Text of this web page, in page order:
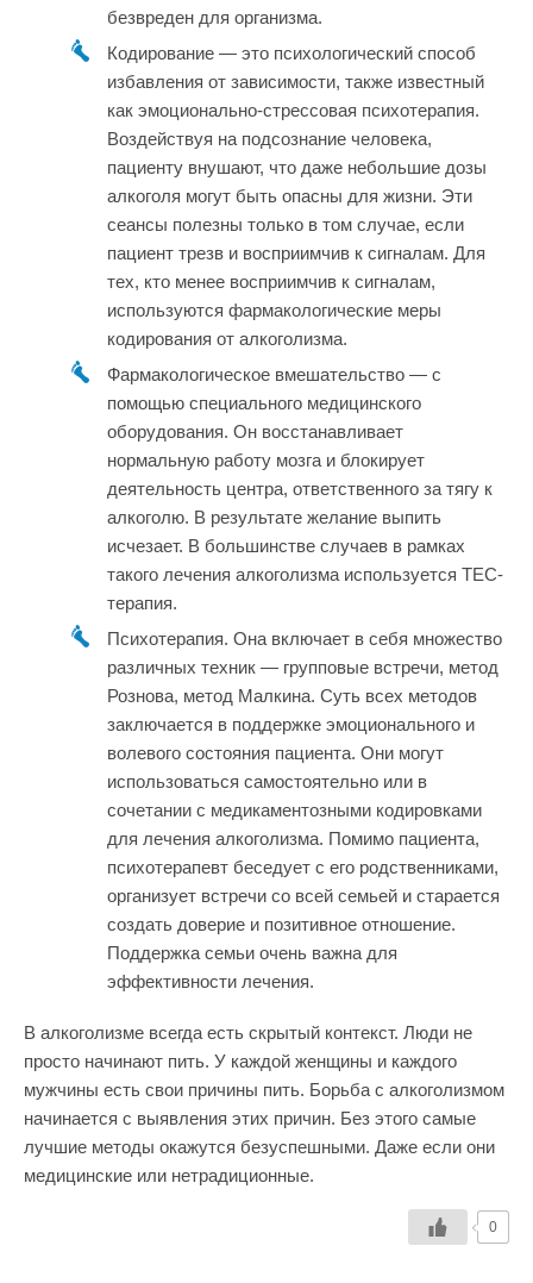
безвреден для организма.
Кодирование — это психологический способ
избавления от зависимости, также известный
как эмоционально-стрессовая психотерапия.
Воздействуя на подсознание человека,
пациенту внушают, что даже небольшие дозы
алкоголя могут быть опасны для жизни. Эти
сеансы полезны только в том случае, если
пациент трезв и восприимчив к сигналам. Для
тех, кто менее восприимчив к сигналам,
используются фармакологические меры
кодирования от алкоголизма.
Фармакологическое вмешательство — с
помощью специального медицинского
оборудования. Он восстанавливает
нормальную работу мозга и блокирует
деятельность центра, ответственного за тягу к
алкоголю. В результате желание выпить
исчезает. В большинстве случаев в рамках
такого лечения алкоголизма используется ТЕС-
терапия.
Психотерапия. Она включает в себя множество
различных техник — групповые встречи, метод
Рознова, метод Малкина. Суть всех методов
заключается в поддержке эмоционального и
волевого состояния пациента. Они могут
использоваться самостоятельно или в
сочетании с медикаментозными кодировками
для лечения алкоголизма. Помимо пациента,
психотерапевт беседует с его родственниками,
организует встречи со всей семьей и старается
создать доверие и позитивное отношение.
Поддержка семьи очень важна для
эффективности лечения.
В алкоголизме всегда есть скрытый контекст. Люди не
просто начинают пить. У каждой женщины и каждого
мужчины есть свои причины пить. Борьба с алкоголизмом
начинается с выявления этих причин. Без этого самые
лучшие методы окажутся безуспешными. Даже если они
медицинские или нетрадиционные.
0